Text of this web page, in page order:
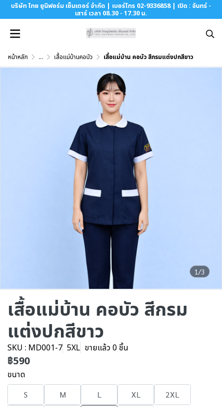
บริษัท ไทย ยูนิฟอร์ม เซ็นเตอร์ จำกัด | เบอร์โทร 02-9336858 | เปิด : จันทร์ -
เสาร์ เวลา 08.30 - 17.30 น.
หน้าหลัก ... เสื้อแม่บ้านคอบัว เสื้อแม่บ้าน คอบัว สีกรมแต่งปกสีขาว
1/3
เสื้อแม่บ้าน คอบัว สีกรม
แต่งปกสีขาว
SKU : MD001-7 5XL ขายแล้ว 0 ชิ้น
฿590
ขนาด
S M L XL
2XL